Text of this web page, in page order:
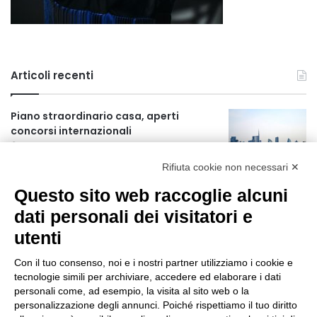
Articoli recenti
Piano straordinario casa, aperti
concorsi internazionali
farmaci in Italia
10 ore fa
Un nuovo modello di IA stima il volume
dei ghiacciai del pianeta
11 ore fa
Manutenzione strade, nel biennio
Rifiuta cookie non necessari ✕
Questo sito web raccoglie alcuni
dati personali dei visitatori e
utenti
Con il tuo consenso, noi e i nostri partner utilizziamo i cookie e
tecnologie simili per archiviare, accedere ed elaborare i dati
personali come, ad esempio, la visita al sito web o la
personalizzazione degli annunci. Poiché rispettiamo il tuo diritto